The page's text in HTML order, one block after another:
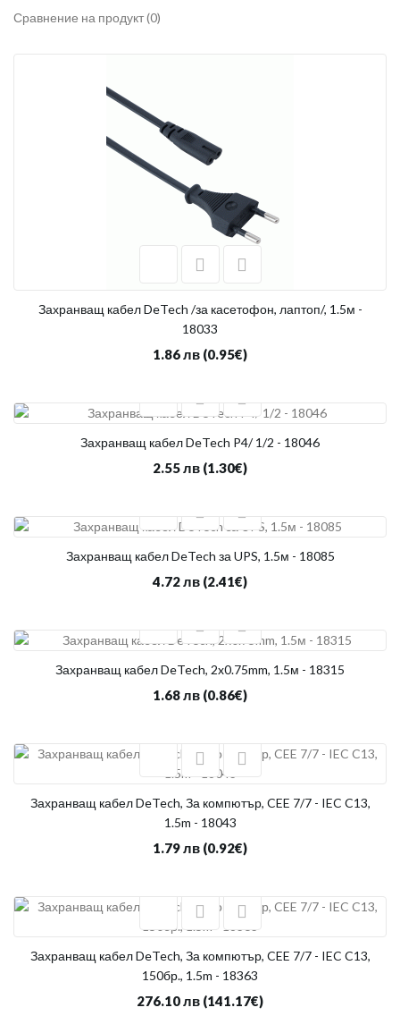
Сравнение на продукт (0)
Захранващ кабел DeTech /за касетофон, лаптоп/, 1.5м -
18033
1.86 лв (0.95€)
Захранващ кабел DeTech P4/ 1/2 - 18046
2.55 лв (1.30€)
Захранващ кабел DeTech за UPS, 1.5м - 18085
4.72 лв (2.41€)
Захранващ кабел DeTech, 2x0.75mm, 1.5м - 18315
1.68 лв (0.86€)
Захранващ кабел DeTech, За компютър, CEE 7/7 - IEC C13,
1.5m - 18043
1.79 лв (0.92€)
Захранващ кабел DeTech, За компютър, CEE 7/7 - IEC C13,
150бр., 1.5m - 18363
276.10 лв (141.17€)